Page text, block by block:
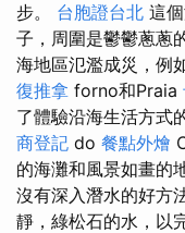
步。 台胞證台北 這
子，周圍是鬱鬱蔥蔥
海地區氾濫成災，例
復推拿 forno和Praia
了體驗沿海生活方式
商登記 do 餐點外燴
的海灘和風景如畫的
沒有深入潛水的好方
靜，綠松石的水，以